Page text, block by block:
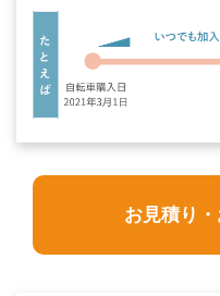
お見積り